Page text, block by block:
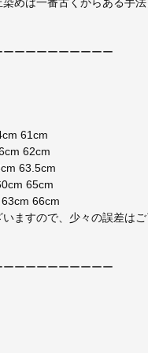
ーーーーーーーーー
61cm
62cm
63.5cm
65cm
66cm
ますので、少々の誤差はご
ーーーーーーーーー